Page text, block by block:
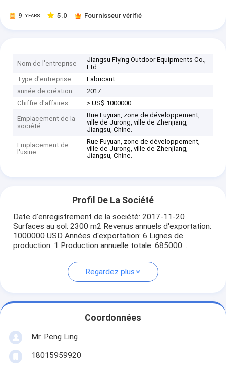
9 YEARS 5.0 Fournisseur vérifié
Nom de l'entreprise
Jiangsu Flying Outdoor Equipments Co.,
Ltd.
Type d'entreprise:
Fabricant
année de création:
2017
Chiffre d'affaires:
> US$ 1000000
Emplacement de la
société
Rue Fuyuan, zone de développement,
ville de Jurong, ville de Zhenjiang,
Jiangsu, Chine.
Emplacement de
l'usine
Rue Fuyuan, zone de développement,
ville de Jurong, ville de Zhenjiang,
Jiangsu, Chine.
Profil De La Société
Date d'enregistrement de la société: 2017-11-20
Surfaces au sol: 2300 m2 Revenus annuels d'exportation:
1000000 USD Années d'exportation: 6 Lignes de
production: 1 Production annuelle totale: 685000 ...
Regardez plus
Coordonnées
Mr. Peng Ling
18015959920